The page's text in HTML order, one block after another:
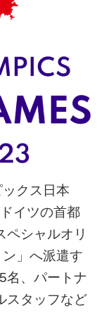
クス日本
イツの首都
シャルオリ
」へ派遣す
名、パートナ
スタッフなど